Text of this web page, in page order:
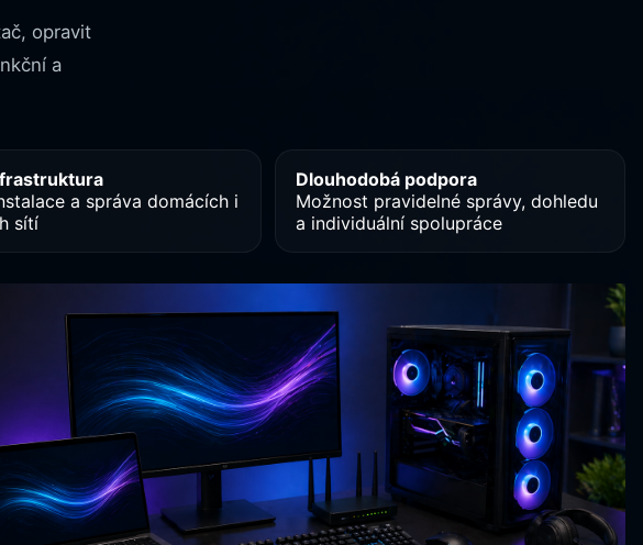
opravit
a
a správa domácích i
sítí
Dlouhodobá podpora
Možnost pravidelné správy, dohledu
a individuální spolupráce